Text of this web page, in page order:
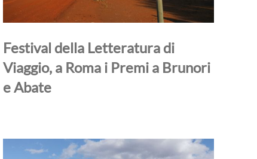
Festival della Letteratura di
Viaggio, a Roma i Premi a Brunori
e Abate